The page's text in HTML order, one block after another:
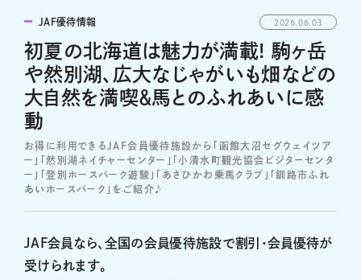
JAF優待情報 2026.06.03
初夏の北海道は魅力が満載! 駒ヶ岳
や然別湖、広大なじゃがいも畑などの
大自然を満喫＆馬とのふれあいに感
動
お得に利用できるJAF会員優待施設から「函館大沼セグウェイツア
ー」「然別湖ネイチャーセンター」「小清水町観光協会ビジターセンタ
ー」「登別ホースパーク遊駿」「あさひかわ乗馬クラブ」「釧路市ふれ
あいホースパーク」をご紹介♪
JAF会員なら、全国の会員優待施設で割引・会員優待が
受けられます。